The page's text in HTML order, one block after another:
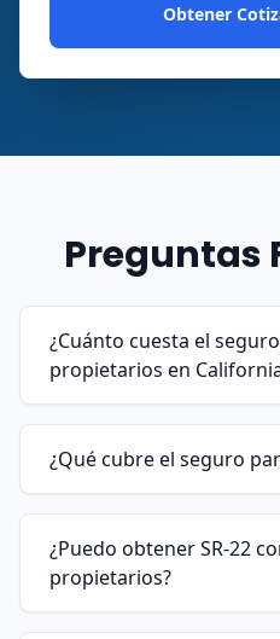
Obtener
Preguntas
¿Cuánto cuesta el
propietarios en
¿Qué cubre el seguro
¿Puedo obtener SR-22
propietarios?